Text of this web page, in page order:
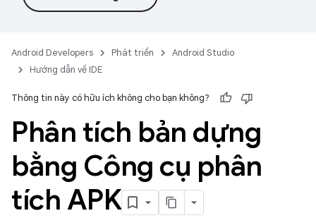
Android Developers Phát triển
Android Studio
Hướng dẫn về IDE
Thông tin này có hữu ích không cho bạn không?
Phân tích bản dựng
bằng Công cụ phân
tích APK